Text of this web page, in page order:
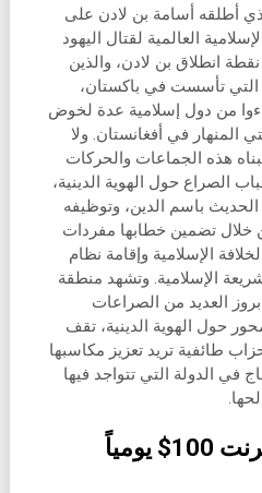
أطلقه أسامة بن لادن على
العالمية لقتال اليهود
نقطة انطلاق بن لادن، والذين
التي تأسست في باكستان،
من دول إسلامية عدة لخوض
المنهار في أفغانستان. ولا
هذه الجماعات والحركات
الصراع حول الهوية الدينية،
باسم الدين، وتوظيفه
خلال تضمين خطابها مفردات
الإسلامية وإقامة نظام
الإسلامية. وتشهد منطقة
العديد من الصراعات
حول الهوية الدينية، تقف
طائفية تريد تعزيز مكاسبها
في الدولة التي تتواجد فيها
كيفية الربح من الانترنت 100$ يومياً